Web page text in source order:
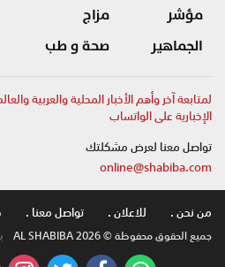
مؤشر
الجماهير
مزاج
صحة و طب
لمتابعة آخر وأهم الأخبار المحلية والعربية
الإخبارية على الواتساب
تواصل معنا لعرض مشكلتك
online@shabiba.com
من نحن .
للاعلان . تواصل معنا .
جميع الحقوق محفوظة © AL SHABIBA 2026